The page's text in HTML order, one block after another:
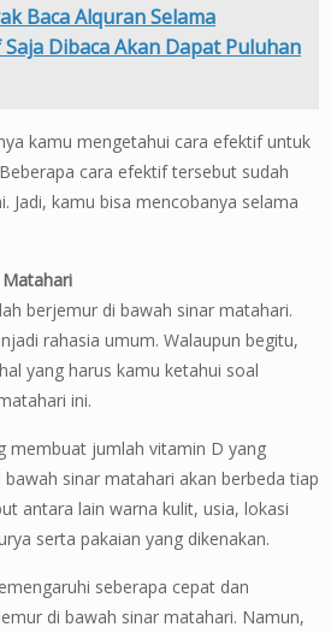
Baca Alquran Selama
Dibaca Akan Dapat Puluhan
kamu mengetahui cara efektif untuk
cara efektif tersebut sudah
Jadi, kamu bisa mencobanya selama
berjemur di bawah sinar matahari.
rahasia umum. Walaupun begitu,
yang harus kamu ketahui soal
ini.
membuat jumlah vitamin D yang
sinar matahari akan berbeda tiap
antara lain warna kulit, usia, lokasi
serta pakaian yang dikenakan.
seberapa cepat dan
di bawah sinar matahari. Namun,